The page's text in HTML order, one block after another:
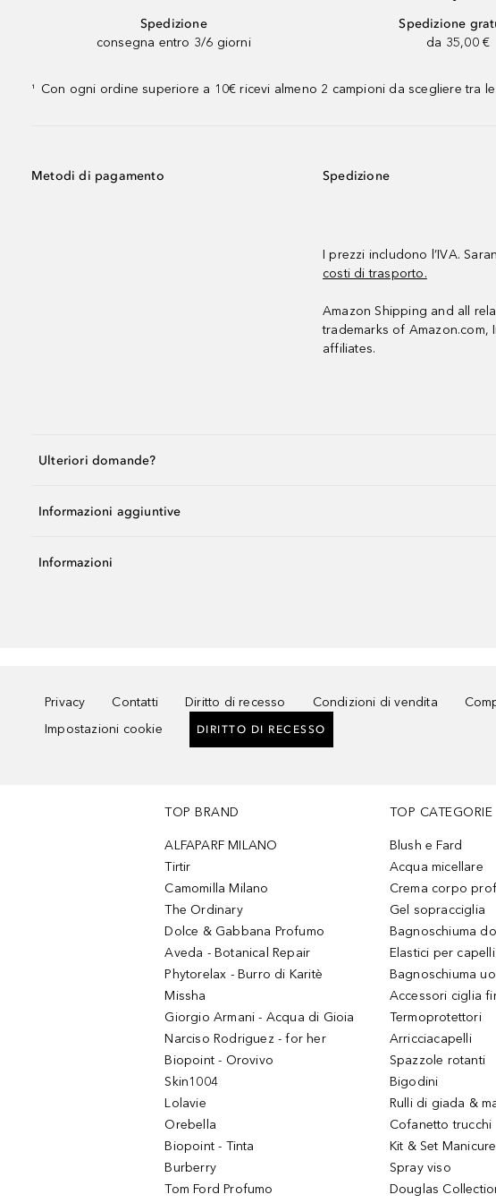
Spedizione
consegna entro 3/6 giorni
Spedizione
da 35,00 €
¹ Con ogni ordine superiore a 10€ ricevi almeno 2 campioni da scegliere tra
Metodi di pagamento Spedizione
I prezzi includono l’IVA.
costi di trasporto.
Amazon Shipping and all
trademarks of Amazon.com,
affiliates.
Ulteriori domande?
Informazioni aggiuntive
Informazioni
Privacy Contatti Diritto di recesso Condizioni di vendita
Impostazioni cookie
DIRITTO DI RECESSO
TOP BRAND
ALFAPARF MILANO
Tirtir
Camomilla Milano
The Ordinary
Dolce & Gabbana Profumo
Aveda - Botanical Repair
Phytorelax - Burro di Karitè
Missha
Giorgio Armani - Acqua di Gioia
Narciso Rodriguez - for her
Biopoint - Orovivo
Skin1004
Lolavie
Orebella
Biopoint - Tinta
Burberry
Tom Ford Profumo
TOP CATEGORIE
Blush e Fard
Acqua micellare
Crema corpo
Gel sopracciglia
Bagnoschiuma
Elastici per capelli
Bagnoschiuma
Accessori ciglia
Termoprotettori
Arricciacapelli
Spazzole rotanti
Bigodini
Rulli di giada &
Cofanetto trucchi
Kit & Set Manicure
Spray viso
Douglas